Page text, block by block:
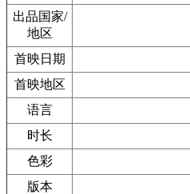
出品国家/
地区
首映日期
首映地区
语言
时长
色彩
版本